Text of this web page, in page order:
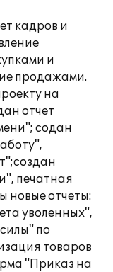
кадров и
и
продажами.
на
отчет
содан
печатная
новые отчеты:
уволенных",
по
товаров
"Приказ на